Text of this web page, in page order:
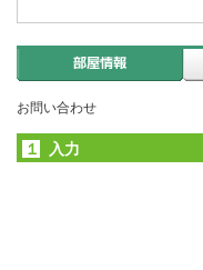
お問い合わせ
１ 入力